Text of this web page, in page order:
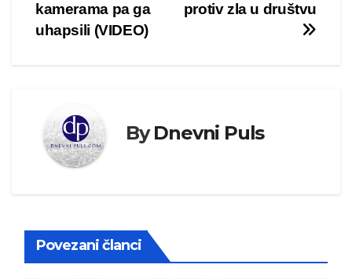
protiv zla u društvu
kamerama pa ga
uhapsili (VIDEO)
ByDnevni Puls
Povezani članci